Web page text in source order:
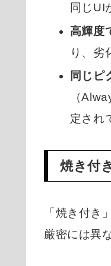
同じUI
高輝度
り、劣
同じピ
（
定され
焼き付
「焼き付き
厳密には異